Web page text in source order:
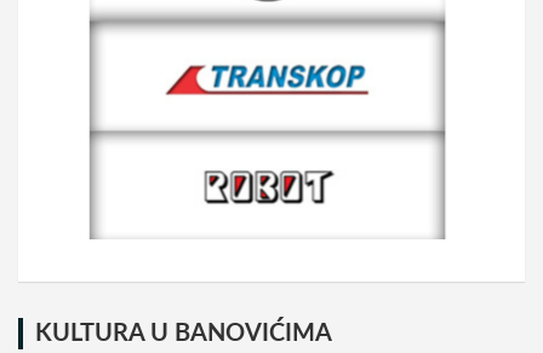
KULTURA U BANOVIĆIMA